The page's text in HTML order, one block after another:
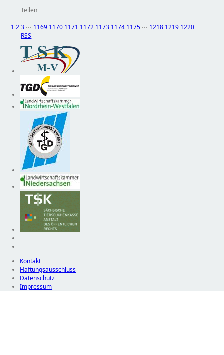
Teilen
1 2 3 ⋅⋅⋅ 1169 1170 1171 1172 1173 1174 1175 ⋅⋅⋅ 1218 1219 1220
RSS
Kontakt
Haftungsausschluss
Datenschutz
Impressum